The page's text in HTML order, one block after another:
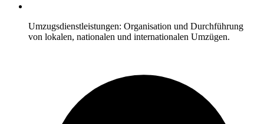
Umzugsdienstleistungen: Organisation und Durchführung
von lokalen, nationalen und internationalen Umzügen.